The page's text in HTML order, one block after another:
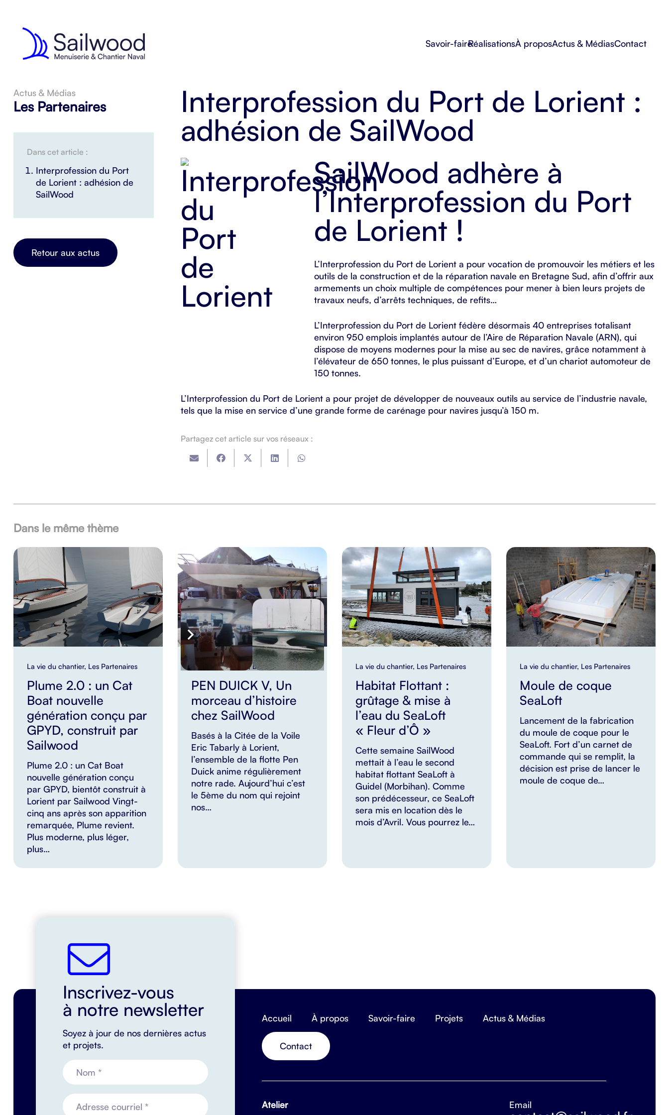
Savoir-faireRéalisationsÀ proposActus & MédiasContact
Actus & Médias
Les Partenaires
Dans cet article :
Interprofession du Port
de Lorient : adhésion de
SailWood
Retour aux actus
Interprofession du Port de Lorient :
adhésion de SailWood
SailWood adhère à
l’Interprofession du Port
de Lorient !
L’Interprofession du Port de Lorient a pour vocation de promouvoir les métiers et les
outils de la construction et de la réparation navale en Bretagne Sud, afin d’offrir aux
armements un choix multiple de compétences pour mener à bien leurs projets de
travaux neufs, d’arrêts techniques, de refits…
L’Interprofession du Port de Lorient fédère désormais 40 entreprises totalisant
environ 950 emplois implantés autour de l’Aire de Réparation Navale (ARN), qui
dispose de moyens modernes pour la mise au sec de navires, grâce notamment à
l’élévateur de 650 tonnes, le plus puissant d’Europe, et d’un chariot automoteur de
150 tonnes.
L’Interprofession du Port de Lorient a pour projet de développer de nouveaux outils au service de l’industrie navale,
tels que la mise en service d’une grande forme de carénage pour navires jusqu’à 150 m.
Partagez cet article sur vos réseaux :
Dans le même thème
La vie du chantier, Les Partenaires
Plume 2.0 : un Cat
Boat nouvelle
génération conçu par
GPYD, construit par
Sailwood
Plume 2.0 : un Cat Boat
nouvelle génération conçu
par GPYD, bientôt construit à
Lorient par Sailwood Vingt-
cinq ans après son apparition
remarquée, Plume revient.
Plus moderne, plus léger,
plus…
La vie du chantier ,Les Partenaires
PEN DUICK V, Un
morceau d’histoire
chez SailWood
Basés à la Citée de la Voile
Eric Tabarly à Lorient,
l’ensemble de la flotte Pen
Duick anime régulièrement
notre rade. Aujourd’hui c’est
le 5ème du nom qui rejoint
nos…
La vie du chantier, Les Partenaires
Habitat Flottant :
grûtage & mise à
l’eau du SeaLoft
« Fleur d’Ô »
Cette semaine SailWood
mettait à l’eau le second
habitat flottant SeaLoft à
Guidel (Morbihan). Comme
son prédécesseur, ce SeaLoft
sera mis en location dès le
mois d’Avril. Vous pourrez le…
La vie du chantier, Les Partenaires
Moule de coque
SeaLoft
Lancement de la fabrication
du moule de coque pour le
SeaLoft. Fort d’un carnet de
commande qui se remplit, la
décision est prise de lancer le
moule de coque de…
Inscrivez-vous
à notre newsletter
Soyez à jour de nos dernières actus
et projets.
Accueil À propos Savoir-faire Projets Actus & Médias
Contact
Atelier Email